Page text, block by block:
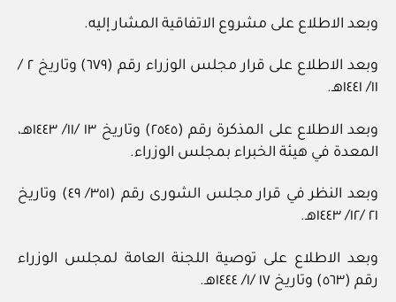
وبعد الاطلاع على مشروع الاتفاقية المشار إليه.
وبعد الاطلاع على قرار مجلس الوزراء رقم (٦٧٩) وتاريخ ٢ /
١١/ ١٤٤١هـ.
وبعد الاطلاع على المذكرة رقم (٢٥٤٥) وتاريخ ١٣ /١١/ ١٤٤٣هـ،
المعدة في هيئة الخبراء بمجلس الوزراء.
وبعد النظر في قرار مجلس الشورى رقم (٣٥١/ ٤٩) وتاريخ
٢١ /١٢/ ١٤٤٣هـ.
وبعد الاطلاع على توصية اللجنة العامة لمجلس الوزراء
رقم (٥٦٣) وتاريخ ١٧ /١/ ١٤٤٤هـ.